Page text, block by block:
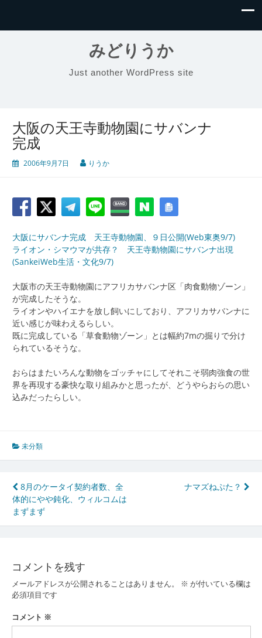
みどりうか
Just another WordPress site
大阪の天王寺動物園にサバンナ
完成
2006年9月7日 りうか
大阪にサバンナ完成 天王寺動物園、９日公開(Web東奥9/7)
ライオン・シマウマが共存？ 天王寺動物園にサバンナ出現
(SankeiWeb生活・文化9/7)
大阪市の天王寺動物園にアフリカサバンナ区「肉食動物ゾーン」
が完成したそうな。
ライオンやハイエナを放し飼いにしており、アフリカサバンナに
近い感じが味わえるらしい。
既に完成している「草食動物ゾーン」とは幅約7mの掘りで分け
られているそうな。
おらはまたいろんな動物をゴッチャにしてそれこそ弱肉強食の世
界を再現する豪快な取り組みかと思ったが、どうやらおらの思い
込みだったらしい。
未分類
投
稿
ナ
ゲ
ー
シ
ョ
8月のケータイ契約者数、全
体的にやや鈍化、ウィルコムは
まずまず
ナマズねぷた？
コメントを残す
メールアドレスが公開されることはありません。 ※ が付いている欄は
必須項目です
コメント ※